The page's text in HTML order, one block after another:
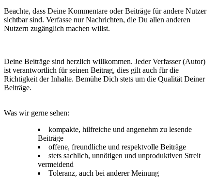
Beachte, dass Deine Kommentare oder Beiträge für andere Nutzer
sichtbar sind. Verfasse nur Nachrichten, die Du allen anderen
Nutzern zugänglich machen willst.
Deine Beiträge sind herzlich willkommen. Jeder Verfasser (Autor)
ist verantwortlich für seinen Beitrag, dies gilt auch für die
Richtigkeit der Inhalte. Bemühe Dich stets um die Qualität Deiner
Beiträge.
Was wir gerne sehen:
kompakte, hilfreiche und angenehm zu lesende
Beiträge
offene, freundliche und respektvolle Beiträge
stets sachlich, unnötigen und unproduktiven Streit
vermeidend
Toleranz, auch bei anderer Meinung